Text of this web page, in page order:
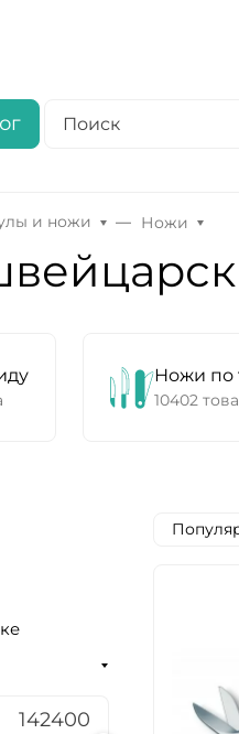
и ножи Ножи
Ножи по
10402